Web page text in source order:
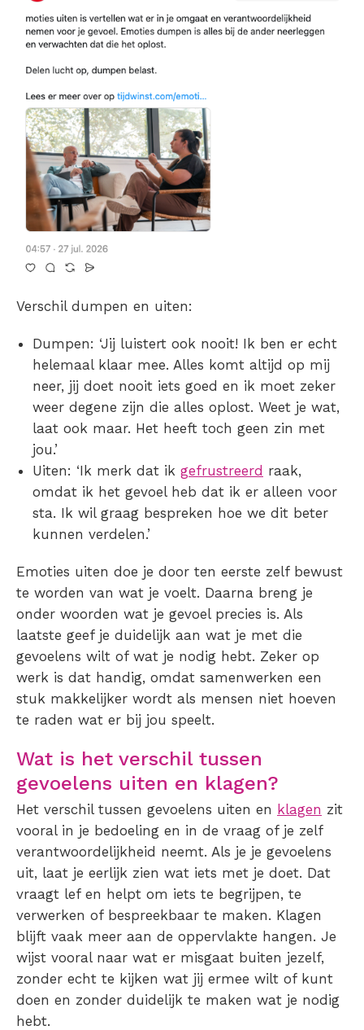
Verschil dumpen en uiten:
Dumpen: ‘Jij luistert ook nooit! Ik ben er echt
helemaal klaar mee. Alles komt altijd op mij
neer, jij doet nooit iets goed en ik moet zeker
weer degene zijn die alles oplost. Weet je wat,
laat ook maar. Het heeft toch geen zin met
jou.’
Uiten: ‘Ik merk dat ik gefrustreerd raak,
omdat ik het gevoel heb dat ik er alleen voor
sta. Ik wil graag bespreken hoe we dit beter
kunnen verdelen.’
Emoties uiten doe je door ten eerste zelf bewust
te worden van wat je voelt. Daarna breng je
onder woorden wat je gevoel precies is. Als
laatste geef je duidelijk aan wat je met die
gevoelens wilt of wat je nodig hebt. Zeker op
werk is dat handig, omdat samenwerken een
stuk makkelijker wordt als mensen niet hoeven
te raden wat er bij jou speelt.
Wat is het verschil tussen
gevoelens uiten en klagen?
Het verschil tussen gevoelens uiten en klagen zit
vooral in je bedoeling en in de vraag of je zelf
verantwoordelijkheid neemt. Als je je gevoelens
uit, laat je eerlijk zien wat iets met je doet. Dat
vraagt lef en helpt om iets te begrijpen, te
verwerken of bespreekbaar te maken. Klagen
blijft vaak meer aan de oppervlakte hangen. Je
wijst vooral naar wat er misgaat buiten jezelf,
zonder echt te kijken wat jij ermee wilt of kunt
doen en zonder duidelijk te maken wat je nodig
hebt.